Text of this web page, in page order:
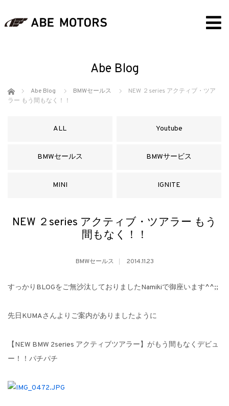
Abe Blog
ホーム Abe Blog BMWセールス
NEW ２series アクティブ・ツア
ラー もう間もなく！！
ALL Youtube
BMWセールス BMWサービス
MINI IGNITE
NEW ２series アクティブ・ツアラー もう
間もなく！！
BMWセールス 2014.11.23
すっかりBLOGをご無沙汰しておりましたNamikiで御座います^^;;
先日KUMAさんよりご案内がありましたように
【NEW BMW 2series アクティブツアラー】がもう間もなくデビュ
ー！！パチパチ